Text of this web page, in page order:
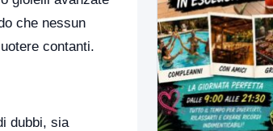
che nessun
contanti.
dubbi, sia